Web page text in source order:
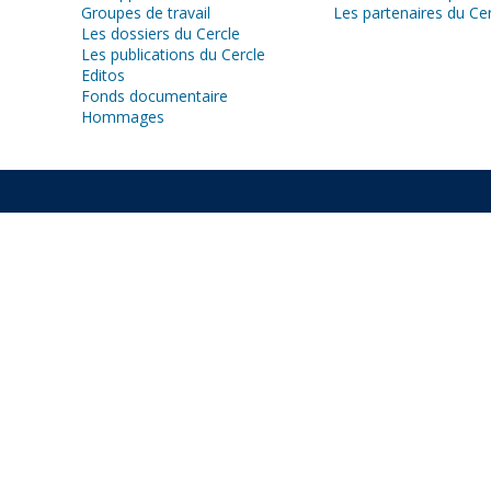
Groupes de travail
Les dossiers du Cercle
Les publications du Cercle
Editos
Fonds documentaire
Hommages
Les partenaires du